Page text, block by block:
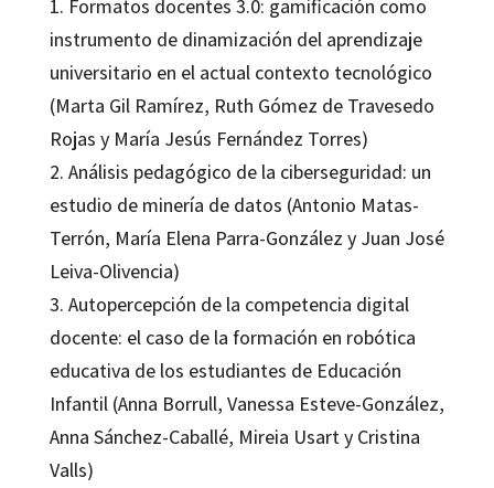
1. Formatos docentes 3.0: gamificación como
instrumento de dinamización del aprendizaje
universitario en el actual contexto tecnológico
(Marta Gil Ramírez, Ruth Gómez de Travesedo
Rojas y María Jesús Fernández Torres)
2. Análisis pedagógico de la ciberseguridad: un
estudio de minería de datos (Antonio Matas-
Terrón, María Elena Parra-González y Juan José
Leiva-Olivencia)
3. Autopercepción de la competencia digital
docente: el caso de la formación en robótica
educativa de los estudiantes de Educación
Infantil (Anna Borrull, Vanessa Esteve-González,
Anna Sánchez-Caballé, Mireia Usart y Cristina
Valls)